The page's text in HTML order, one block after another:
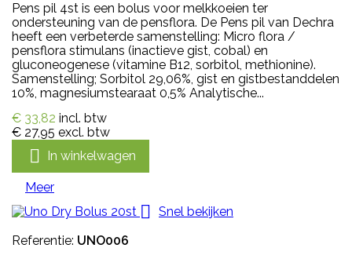
Pens pil 4st is een bolus voor melkkoeien ter
ondersteuning van de pensflora. De Pens pil van Dechra
heeft een verbeterde samenstelling: Micro flora /
pensflora stimulans (inactieve gist, cobal) en
gluconeogenese (vitamine B12, sorbitol, methionine).
Samenstelling; Sorbitol 29,06%, gist en gistbestanddelen
10%, magnesiumstearaat 0,5% Analytische...
€ 33,82 incl. btw
€ 27,95 excl. btw
 In winkelwagen
Meer

Snel bekijken
Referentie: UNO006